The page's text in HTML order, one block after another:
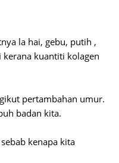
la hai, gebu, putih ,
kerana kuantiti kolagen
pertambahan umur.
badan kita.
kenapa kita